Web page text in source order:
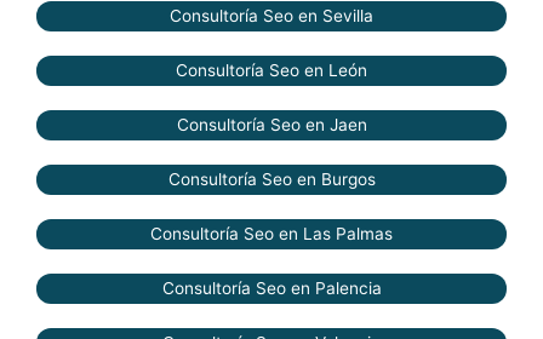
Consultoría Seo en Sevilla
Consultoría Seo en León
Consultoría Seo en Jaen
Consultoría Seo en Burgos
Consultoría Seo en Las Palmas
Consultoría Seo en Palencia